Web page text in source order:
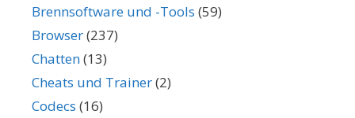
Brennsoftware und -Tools (59)
Browser(237)
Chatten(13)
Cheats und Trainer(2)
Codecs (16)